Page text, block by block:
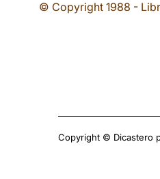
© Copyright 1988 -
Copyright © Dicastero